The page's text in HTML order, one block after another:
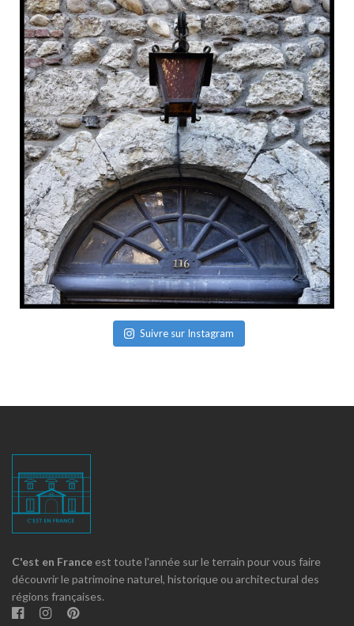
Suivre sur Instagram
C'est en France est toute l'année sur le terrain pour vous faire
découvrir le patrimoine naturel, historique ou architectural des
régions françaises.